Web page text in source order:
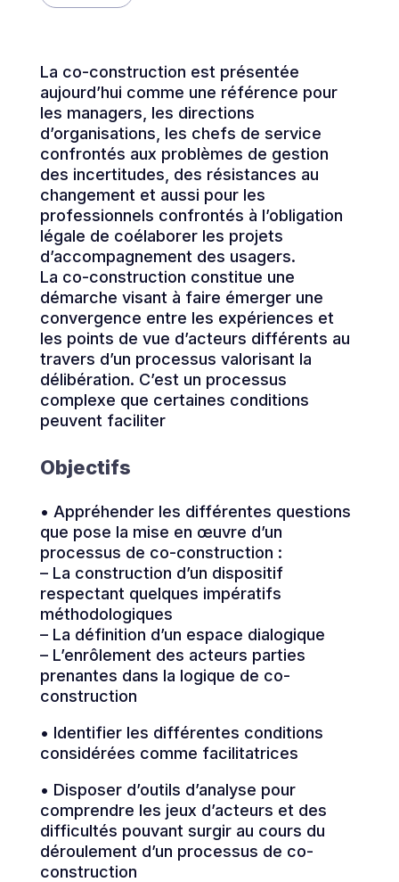
La co-construction est présentée
aujourd’hui comme une référence pour
les managers, les directions
d’organisations, les chefs de service
confrontés aux problèmes de gestion
des incertitudes, des résistances au
changement et aussi pour les
professionnels confrontés à l’obligation
légale de coélaborer les projets
d’accompagnement des usagers.
La co-construction constitue une
démarche visant à faire émerger une
convergence entre les expériences et
les points de vue d’acteurs différents au
travers d’un processus valorisant la
délibération. C’est un processus
complexe que certaines conditions
peuvent faciliter
Objectifs
• Appréhender les différentes questions
que pose la mise en œuvre d’un
processus de co-construction :
– La construction d’un dispositif
respectant quelques impératifs
méthodologiques
– La définition d’un espace dialogique
– L’enrôlement des acteurs parties
prenantes dans la logique de co-
construction
• Identifier les différentes conditions
considérées comme facilitatrices
• Disposer d’outils d’analyse pour
comprendre les jeux d’acteurs et des
difficultés pouvant surgir au cours du
déroulement d’un processus de co-
construction